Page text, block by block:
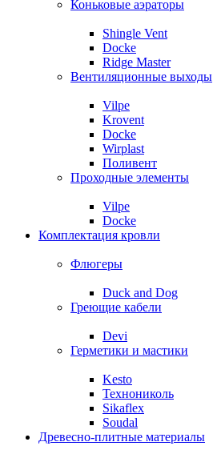
Коньковые аэраторы
Shingle Vent
Docke
Ridge Master
Вентиляционные выходы
Vilpe
Krovent
Docke
Wirplast
Поливент
Проходные элементы
Vilpe
Docke
Комплектация кровли
Флюгеры
Duck and Dog
Греющие кабели
Devi
Герметики и мастики
Kesto
Технониколь
Sikaflex
Soudal
Древесно-плитные материалы